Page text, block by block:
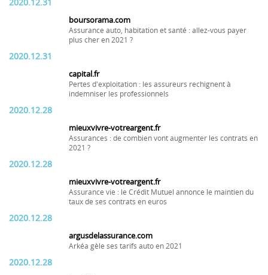
2020.12.31
boursorama.com
Assurance auto, habitation et santé : allez-vous payer
plus cher en 2021 ?
2020.12.31
capital.fr
Pertes d'exploitation : les assureurs rechignent à
indemniser les professionnels
2020.12.28
mieuxvivre-votreargent.fr
Assurances : de combien vont augmenter les contrats en
2021 ?
2020.12.28
mieuxvivre-votreargent.fr
Assurance vie : le Crédit Mutuel annonce le maintien du
taux de ses contrats en euros
2020.12.28
argusdelassurance.com
Arkéa gèle ses tarifs auto en 2021
2020.12.28